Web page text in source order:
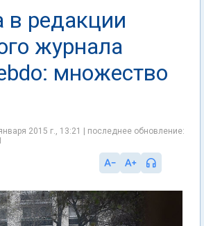
в редакции
журнала
множество
2015 г., 13:21 | последнее обновление: